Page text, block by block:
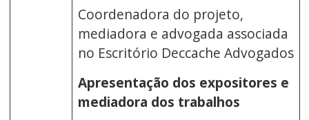
Coordenadora do projeto,
mediadora e advogada associada
no Escritório Deccache Advogados
Apresentação dos expositores e
mediadora dos trabalhos